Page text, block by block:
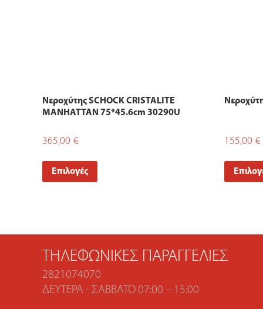
Νεροχύτης SCHOCK CRISTALITE
MANHATTAN 75*45.6cm 30290U
365,00 €
Επιλογές
155,00 €
ΤΗΛΕΦΩΝΙΚΈΣ ΠΑΡΑΓΓΕΛΊΕΣ
2821074070
ΔΕΥΤΈΡΑ - ΣΆΒΒΑΤΟ 07:00 – 15:00